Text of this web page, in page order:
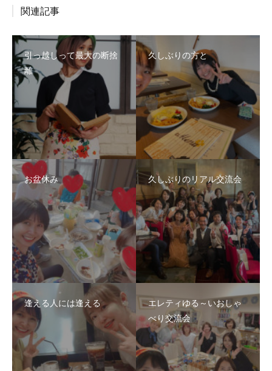
関連記事
引っ越しって最大の断捨
離
久しぶりの方と
お盆休み 久しぶりのリアル交流会
逢える人には逢える
エレティゆる～いおしゃ
べり交流会